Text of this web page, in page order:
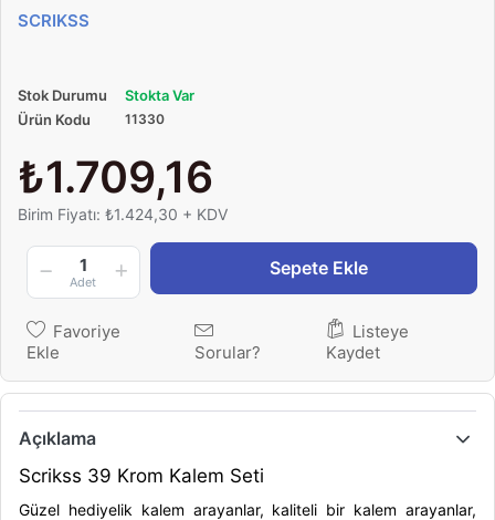
SCRIKSS
Stok Durumu
Stokta Var
Ürün Kodu
11330
₺1.709,16
Birim Fiyatı: ₺1.424,30 + KDV
1
Adet
Sepete Ekle
Favoriye
Ekle
Sorular?
Listeye
Kaydet
Açıklama
Scrikss 39 Krom Kalem Seti
Güzel hediyelik kalem arayanlar, kaliteli bir kalem arayanlar,